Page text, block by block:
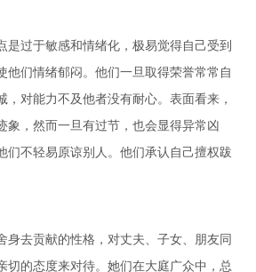
是过于敏感和情绪化，极易觉得自己受到
他们情绪郁闷。他们一旦取得荣誉常常自
，对能力不及他者没有耐心。表面看来，
象，然而一旦有过节，也会显得异常凶
们不轻易原谅别人。他们承认自己擅权跋
身去贡献的性格，对丈夫、子女、朋友同
切的态度来对待。她们在大庭广众中，总